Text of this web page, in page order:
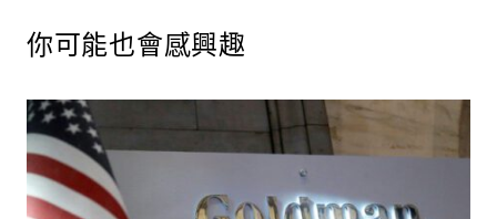
你可能也會感興趣